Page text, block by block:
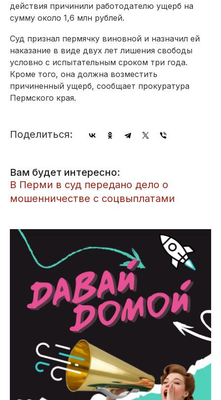
действия причинили работодателю ущерб на
сумму около 1,6 млн рублей.
Суд признал пермячку виновной и назначил ей
наказание в виде двух лет лишения свободы
условно с испытательным сроком три года.
Кроме того, она должна возместить
причиненный ущерб, сообщает прокуратура
Пермского края.
Поделиться:
Вам будет интересно:
В Перми в суд передано дело о
мошенничестве с соцвыплатами